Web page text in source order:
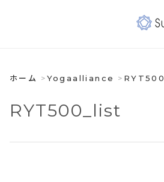
ホーム Yogaalliance RYT500
RYT500_list